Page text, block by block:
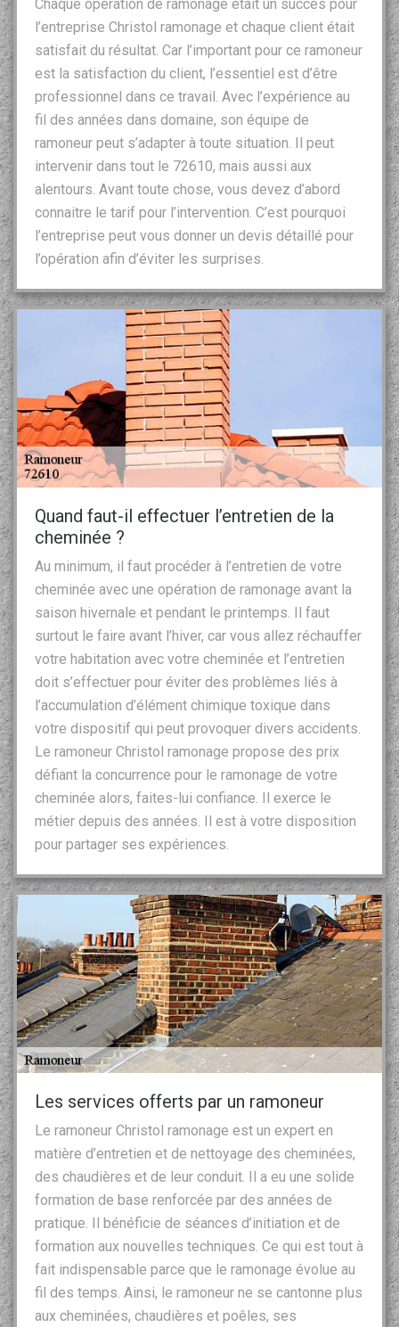
Chaque opération de ramonage était un succès pour
l’entreprise Christol ramonage et chaque client était
satisfait du résultat. Car l’important pour ce ramoneur
est la satisfaction du client, l’essentiel est d’être
professionnel dans ce travail. Avec l’expérience au
fil des années dans domaine, son équipe de
ramoneur peut s’adapter à toute situation. Il peut
intervenir dans tout le 72610, mais aussi aux
alentours. Avant toute chose, vous devez d’abord
connaitre le tarif pour l’intervention. C’est pourquoi
l’entreprise peut vous donner un devis détaillé pour
l’opération afin d’éviter les surprises.
Quand faut-il effectuer l’entretien de la
cheminée ?
Au minimum, il faut procéder à l’entretien de votre
cheminée avec une opération de ramonage avant la
saison hivernale et pendant le printemps. Il faut
surtout le faire avant l’hiver, car vous allez réchauffer
votre habitation avec votre cheminée et l’entretien
doit s’effectuer pour éviter des problèmes liés à
l’accumulation d’élément chimique toxique dans
votre dispositif qui peut provoquer divers accidents.
Le ramoneur Christol ramonage propose des prix
défiant la concurrence pour le ramonage de votre
cheminée alors, faites-lui confiance. Il exerce le
métier depuis des années. Il est à votre disposition
pour partager ses expériences.
Les services offerts par un ramoneur
Le ramoneur Christol ramonage est un expert en
matière d’entretien et de nettoyage des cheminées,
des chaudières et de leur conduit. Il a eu une solide
formation de base renforcée par des années de
pratique. Il bénéficie de séances d’initiation et de
formation aux nouvelles techniques. Ce qui est tout à
fait indispensable parce que le ramonage évolue au
fil des temps. Ainsi, le ramoneur ne se cantonne plus
aux cheminées, chaudières et poêles, ses